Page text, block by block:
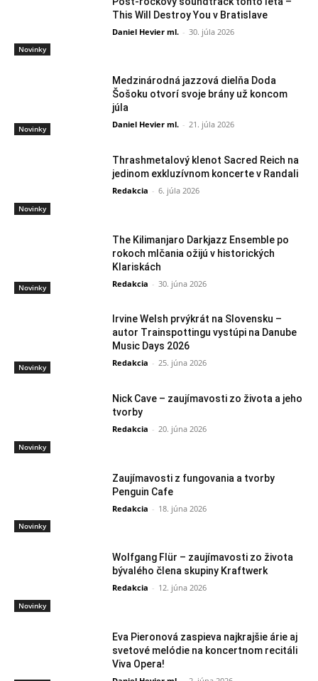
Novinky
This Will Destroy You v Bratislave
Daniel Hevier ml. - 30. júla 2026
Novinky
Medzinárodná jazzová dielňa Doda
Šošoku otvorí svoje brány už koncom
júla
Daniel Hevier ml. - 21. júla 2026
Novinky
Thrashmetalový klenot Sacred Reich na
jedinom exkluzívnom koncerte v Randali
Redakcia - 6. júla 2026
Novinky
The Kilimanjaro Darkjazz Ensemble po
rokoch mlčania ožijú v historických
Klariskách
Redakcia - 30. júna 2026
Novinky
Irvine Welsh prvýkrát na Slovensku –
autor Trainspottingu vystúpi na Danube
Music Days 2026
Redakcia - 25. júna 2026
Novinky
Nick Cave – zaujímavosti zo života a jeho
tvorby
Redakcia - 20. júna 2026
Novinky
Zaujímavosti z fungovania a tvorby
Penguin Cafe
Redakcia - 18. júna 2026
Novinky
Wolfgang Flür – zaujímavosti zo života
bývalého člena skupiny Kraftwerk
Redakcia - 12. júna 2026
Eva Pieronová zaspieva najkrajšie árie aj
svetové melódie na koncertnom recitáli
Viva Opera!